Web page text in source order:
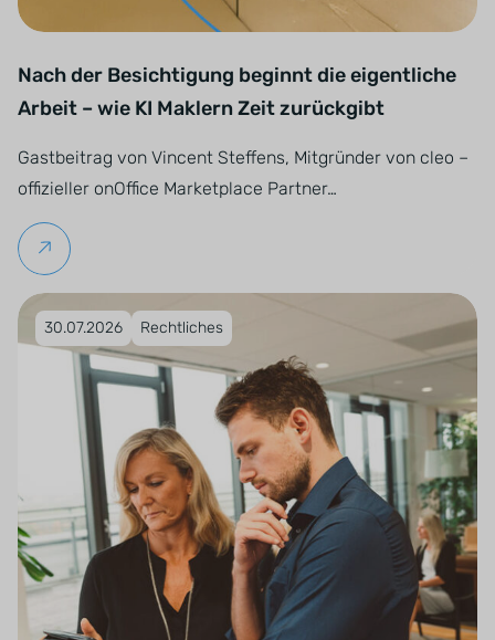
Nach der Besichtigung beginnt die eigentliche
Arbeit – wie KI Maklern Zeit zurückgibt
Gastbeitrag von Vincent Steffens, Mitgründer von cleo –
offizieller onOffice Marketplace Partner…
Weiterlesen
Veröffentlicht am 30.07.2026
30.07.2026 Rechtliches